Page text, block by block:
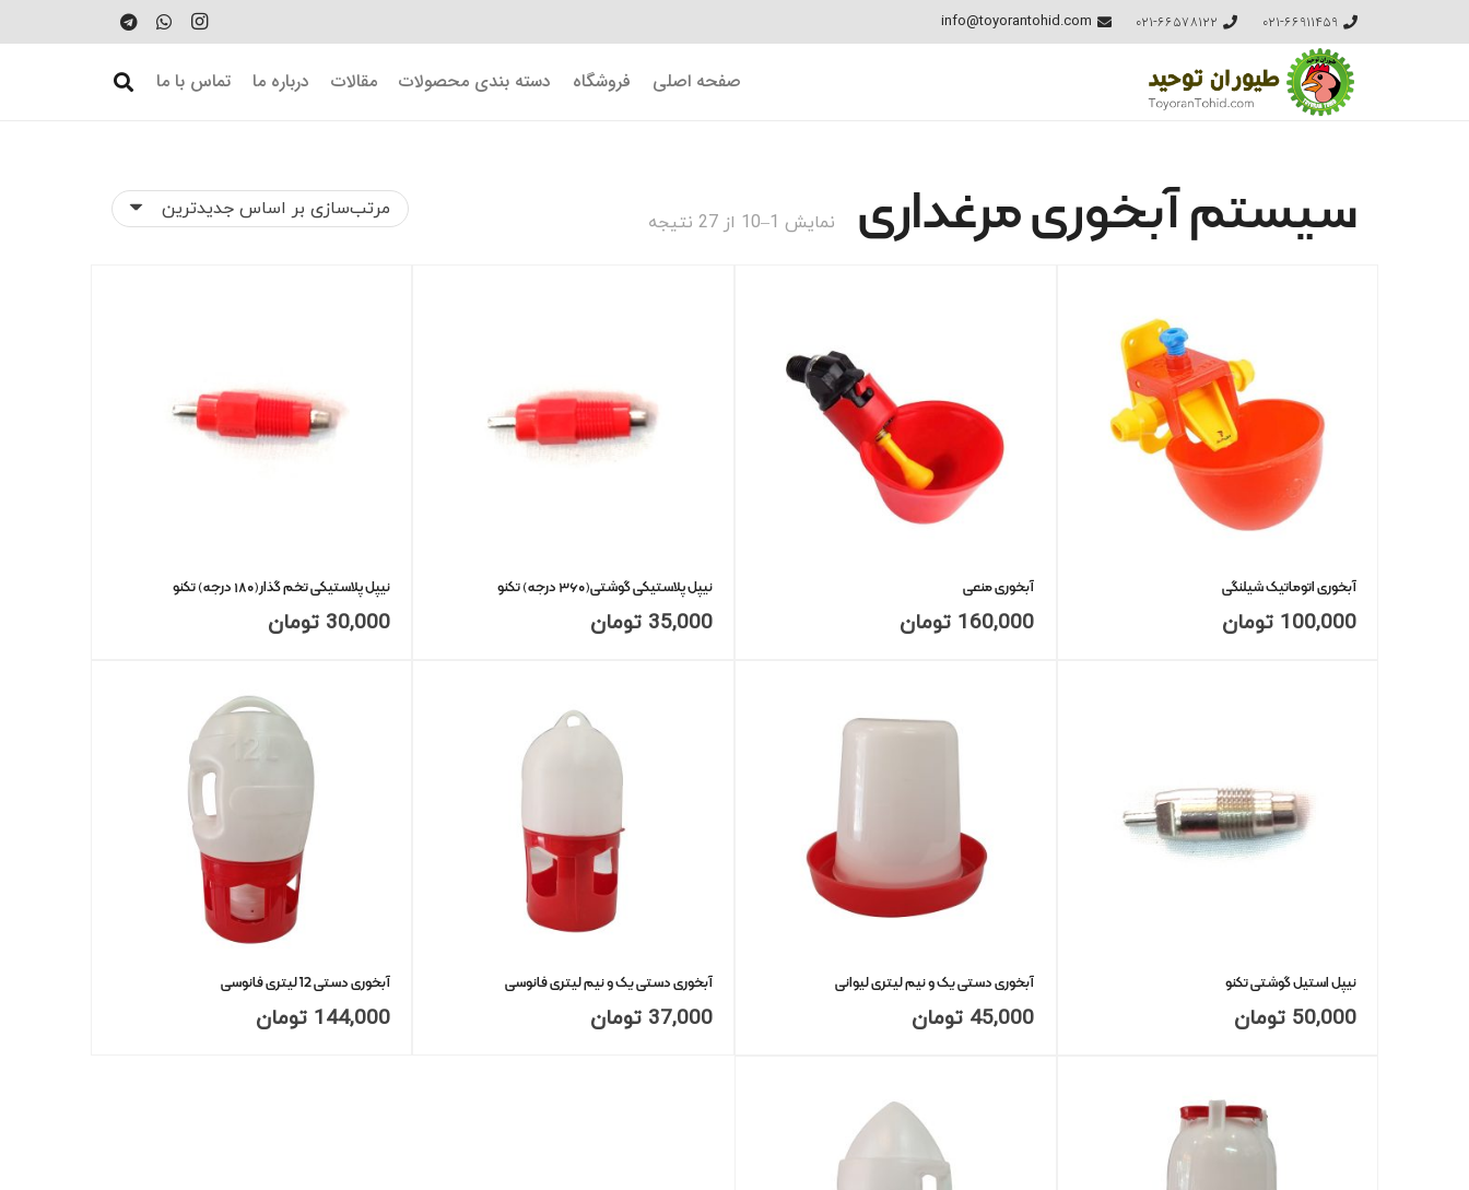
021-66911459
021-66578122
info@toyorantohid.com
صفحه اصلی فروشگاه دسته بندی محصولات مقالات درباره ما تماس با ما
سیستم آبخوری مرغداری نمایش 1–10 از 27 نتیجه
آبخوری اتوماتیک شیلنگی
100,000 تومان
آبخوری منعی
160,000 تومان
نیپل پلاستیکی گوشتی(۳۶۰ درجه) تکنو
35,000 تومان
نیپل پلاستیکی تخم گذار(۱۸۰ درجه) تکنو
30,000 تومان
نیپل استیل گوشتی تکنو
50,000 تومان
آبخوری دستی یک و نیم لیتری لیوانی
45,000 تومان
آبخوری دستی یک و نیم لیتری فانوسی
37,000 تومان
آبخوری دستی 12 لیتری فانوسی
144,000 تومان